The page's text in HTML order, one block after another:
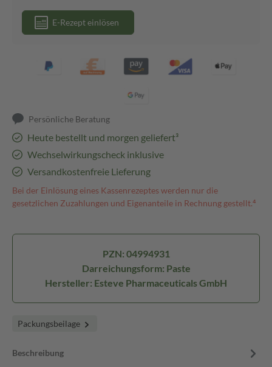
E-Rezept einlösen
Persönliche Beratung
Heute bestellt und morgen geliefert³
Wechselwirkungscheck inklusive
Versandkostenfreie Lieferung
Bei der Einlösung eines Kassenrezeptes werden nur die
gesetzlichen Zuzahlungen und Eigenanteile in Rechnung gestellt.⁴
PZN: 04994931
Darreichungsform: Paste
Hersteller: Esteve Pharmaceuticals GmbH
Packungsbeilage
Beschreibung